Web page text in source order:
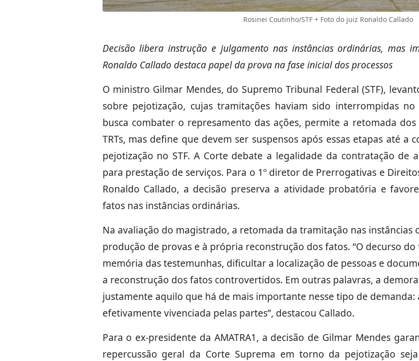
Rosinei Coutinho/STF + Foto do juiz Ronaldo Callado
Decisão libera instrução e julgamento nas instâncias ordinárias, mas
Ronaldo Callado destaca papel da prova na fase inicial dos processos
O ministro Gilmar Mendes, do Supremo Tribunal Federal (STF),
sobre pejotização, cujas tramitações haviam sido interrompidas
busca combater o represamento das ações, permite a retomada
TRTs, mas define que devem ser suspensos após essas etapas até a
pejotização no STF. A Corte debate a legalidade da contratação de
para prestação de serviços. Para o 1º diretor de Prerrogativas e
Ronaldo Callado, a decisão preserva a atividade probatória e
fatos nas instâncias ordinárias.
Na avaliação do magistrado, a retomada da tramitação nas instâncias
produção de provas e à própria reconstrução dos fatos. “O decurso
memória das testemunhas, dificultar a localização de pessoas e
a reconstrução dos fatos controvertidos. Em outras palavras, a
justamente aquilo que há de mais importante nesse tipo de demanda:
efetivamente vivenciada pelas partes”, destacou Callado.
Para o ex-presidente da AMATRA1, a decisão de Gilmar Mendes
repercussão geral da Corte Suprema em torno da pejotização